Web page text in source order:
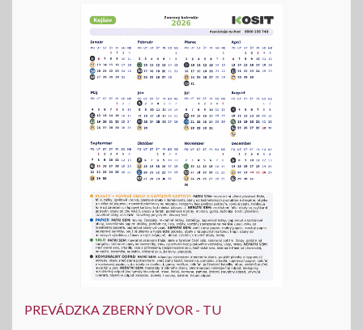
PREVÁDZKA ZBERNÝ DVOR - TU